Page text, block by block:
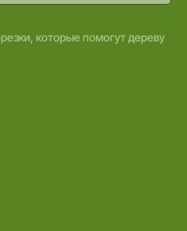
которые помогут дереву